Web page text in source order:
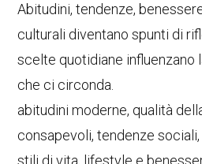
Abitudini, tendenze,
culturali diventano spunti di
scelte quotidiane influenzano
che ci circonda.
abitudini moderne, qualità
consapevoli, tendenze
stili di vita, lifestyle e